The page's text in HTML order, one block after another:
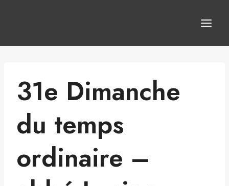
31e Dimanche
du temps
ordinaire –